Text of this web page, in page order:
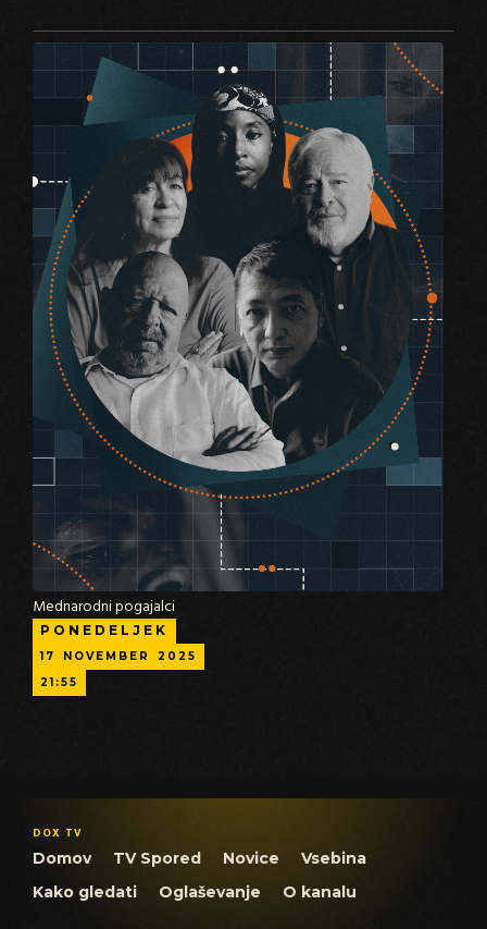
Mednarodni pogajalci
PONEDELJEK
17 NOVEMBER
2025
21:55
DOX TV
Domov TV Spored Novice
Vsebina
Kako gledati
Oglaševanje O kanalu